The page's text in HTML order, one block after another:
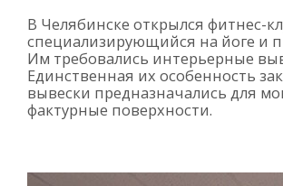
В Челябинске открылся фитнес-
специализирующийся на йоге и
Им требовались интерьерные
Единственная их особенность
вывески предназначались для
фактурные поверхности.